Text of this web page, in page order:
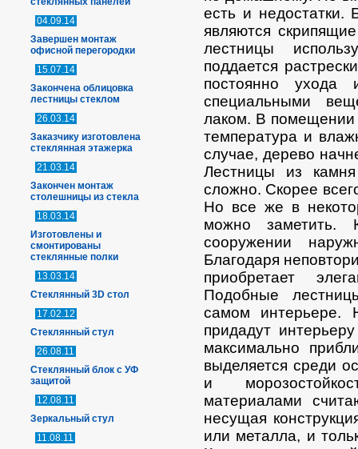
04.09.14
Завершен монтаж
офисной перегородки
15.07.14
Закончена облицовка
лестницы стеклом
26.03.14
Заказчику изготовлена
стеклянная этажерка
21.03.14
Закончен монтаж
столешницы из стекла
18.03.14
Изготовлены и
смонтированы
стеклянные полки
13.03.14
Стеклянный 3D стол
17.02.12
Стеклянный стул
26.08.11
Стеклянный блок с УФ
защитой
12.08.11
Зеркальный стул
11.08.11
есть и недостатки.
являются
лестницы
поддается
постоянно ухода
специальными
лаком. В помещении
температура и
случае, дерево
Лестницы из
сложно. Скорее
Но все же в
можно заметить.
сооружении
Благодаря
приобретает
Подобные
самом интерьере.
придадут
максимально
выделяется среди
и
материалами
несущая
или металла, и